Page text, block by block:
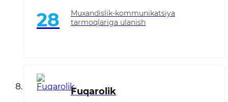
28
Muxandislik-kommunikatsiya
tarmoqlariga ulanish
Fuqarolik